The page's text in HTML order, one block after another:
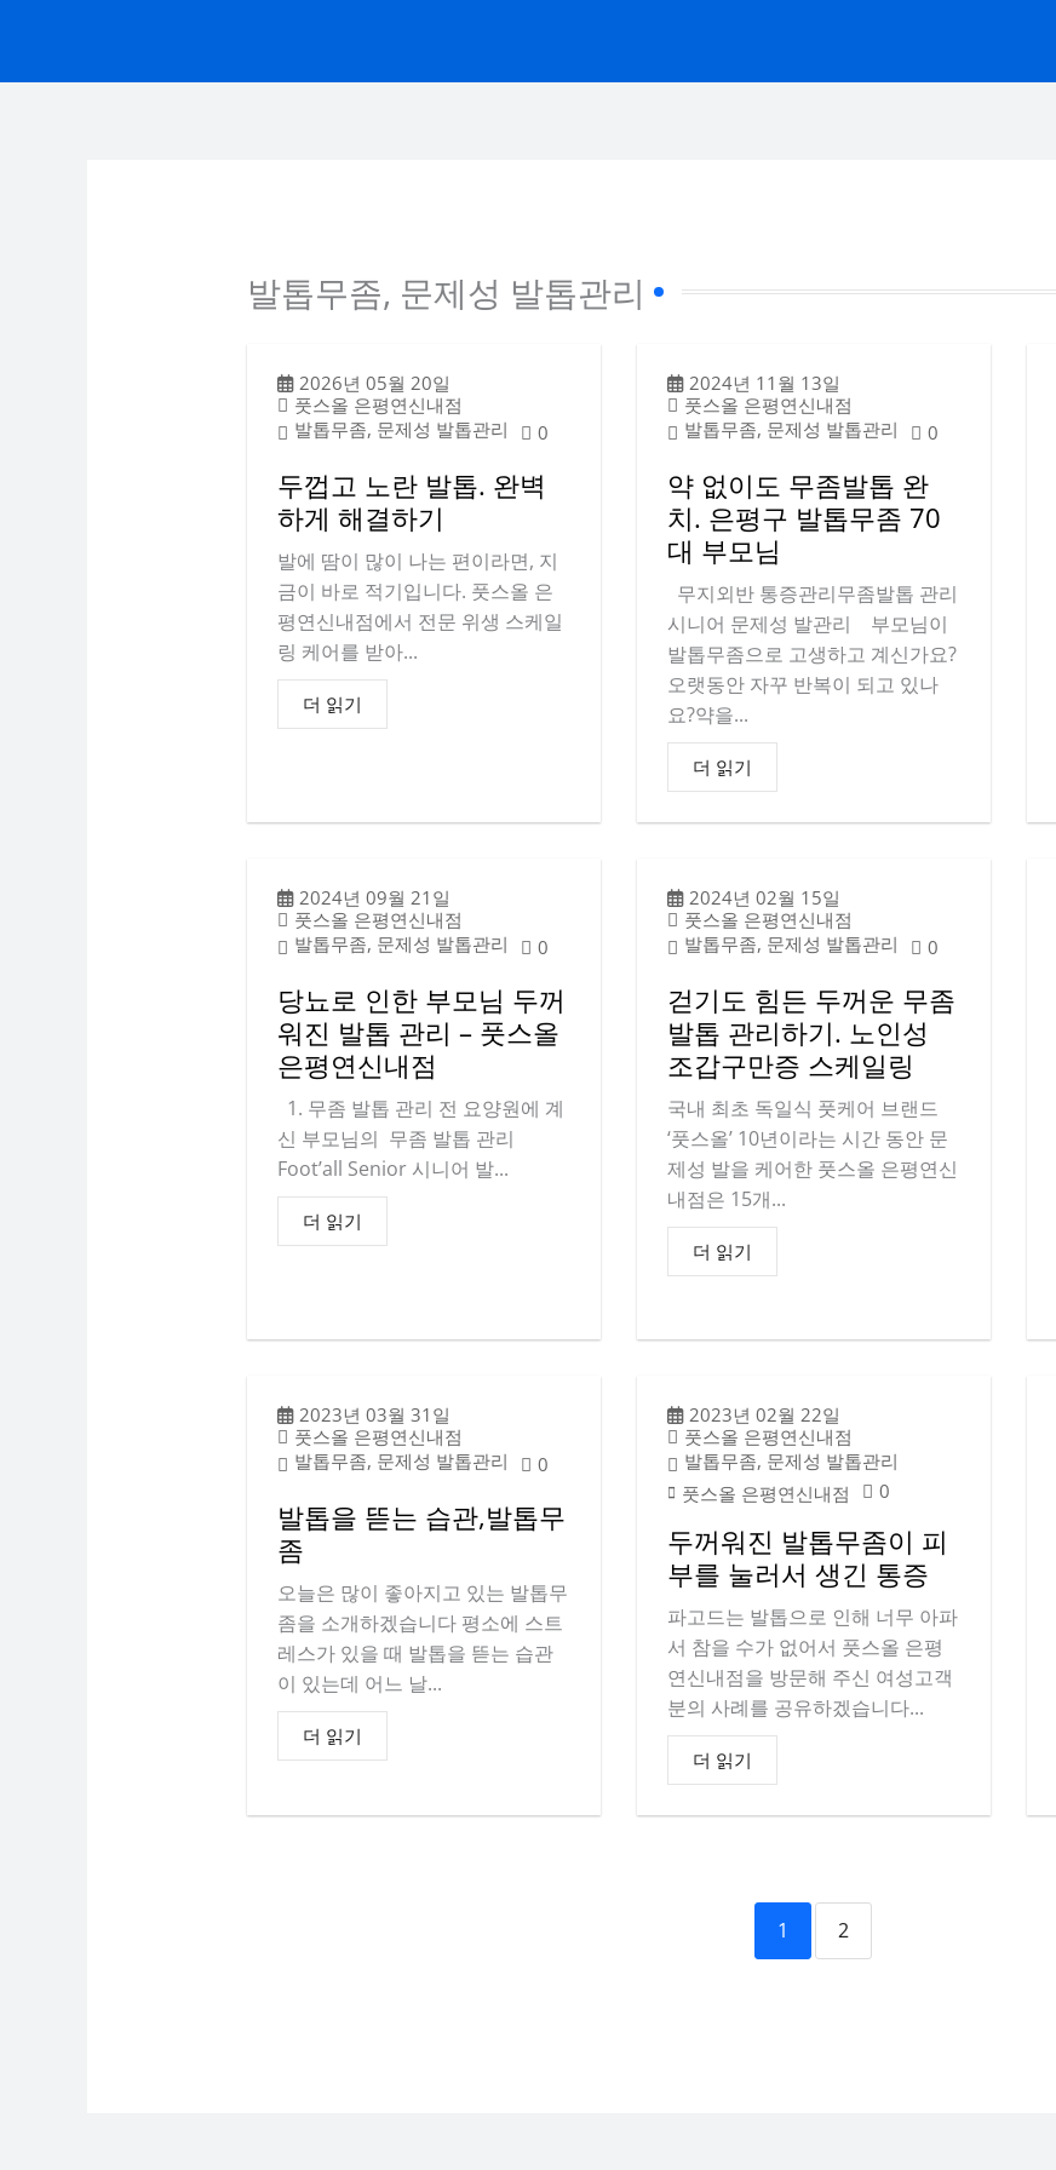
발톱무좀, 문제성 발톱관리
2026년 05월 20일
풋스올 은평연신내점
발톱무좀, 문제성 발톱관리
0
두껍고 노란 발톱. 완벽
하게 해결하기
발에 땀이 많이 나는 편이라면, 지
금이 바로 적기입니다. 풋스올 은
평연신내점에서 전문 위생 스케일
링 케어를 받아...
더 읽기
2024년 11월 13일
풋스올 은평연신내점
발톱무좀, 문제성 발톱관리
0
약 없이도 무좀발톱 완
치. 은평구 발톱무좀 70
대 부모님
무지외반 통증관리무좀발톱 관리
시니어 문제성 발관리 부모님이
발톱무좀으로 고생하고 계신가요?
오랫동안 자꾸 반복이 되고 있나
요?약을...
더 읽기
2024년 09월 21일
풋스올 은평연신내점
발톱무좀, 문제성 발톱관리
0
당뇨로 인한 부모님 두꺼
워진 발톱 관리 – 풋스올
은평연신내점
1. 무좀 발톱 관리 전 요양원에 계
신 부모님의 무좀 발톱 관리
Foot’all Senior 시니어 발...
더 읽기
2024년 02월 15일
풋스올 은평연신내점
발톱무좀, 문제성 발톱관리
0
걷기도 힘든 두꺼운 무좀
발톱 관리하기. 노인성
조갑구만증 스케일링
국내 최초 독일식 풋케어 브랜드
‘풋스올’ 10년이라는 시간 동안 문
제성 발을 케어한 풋스올 은평연신
내점은 15개...
더 읽기
2023년 03월 31일
풋스올 은평연신내점
발톱무좀, 문제성 발톱관리
0
발톱을 뜯는 습관,발톱무
좀
오늘은 많이 좋아지고 있는 발톱무
좀을 소개하겠습니다 평소에 스트
레스가 있을 때 발톱을 뜯는 습관
이 있는데 어느 날...
더 읽기
2023년 02월 22일
풋스올 은평연신내점
발톱무좀, 문제성 발톱관리
풋스올 은평연신내점
0
두꺼워진 발톱무좀이 피
부를 눌러서 생긴 통증
파고드는 발톱으로 인해 너무 아파
서 참을 수가 없어서 풋스올 은평
연신내점을 방문해 주신 여성고객
분의 사례를 공유하겠습니다...
더 읽기
1 2